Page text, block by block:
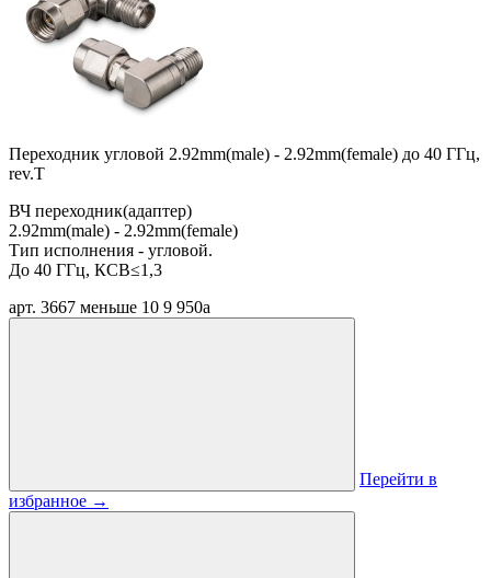
Переходник угловой 2.92mm(male) - 2.92mm(female) до 40 ГГц,
rev.T
ВЧ переходник(адаптер)
2.92mm(male) - 2.92mm(female)
Тип исполнения - угловой.
До 40 ГГц, КСВ≤1,3
арт. 3667 меньше 10 9 950a
Перейти в
избранное →